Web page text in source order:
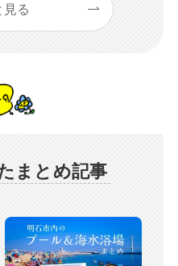
見る
まとめ記事